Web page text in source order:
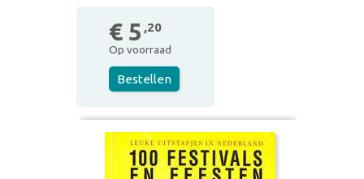
€ 5 ,20
Op voorraad
Bestellen